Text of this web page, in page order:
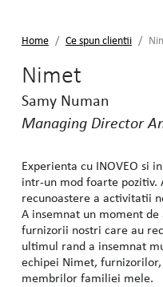
Home Ce spun clientii
Nimet
Samy Numan
Managing Director
Experienta cu INOVEO si
intr-un mod foarte pozitiv.
recunoastere a activitatii
A insemnat un moment
furnizorii nostri care au
ultimul rand a insemnat
echipei Nimet,
membrilor familiei mele.